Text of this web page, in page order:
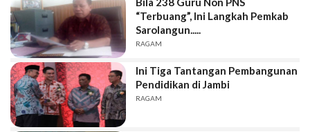
“Terbuang”, Ini Langkah Pemkab
Sarolangun.....
RAGAM
Ini Tiga Tantangan Pembangunan
Pendidikan di Jambi
RAGAM